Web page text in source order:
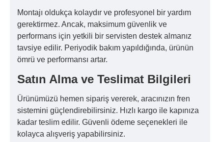
Montajı oldukça kolaydır ve profesyonel bir yardım
gerektirmez. Ancak, maksimum güvenlik ve
performans için yetkili bir servisten destek almanız
tavsiye edilir. Periyodik bakım yapıldığında, ürünün
ömrü ve performansı artar.
Satın Alma ve Teslimat Bilgileri
Ürünümüzü hemen sipariş vererek, aracınızın fren
sistemini güçlendirebilirsiniz. Hızlı kargo ile kapınıza
kadar teslim edilir. Güvenli ödeme seçenekleri ile
kolayca alışveriş yapabilirsiniz.